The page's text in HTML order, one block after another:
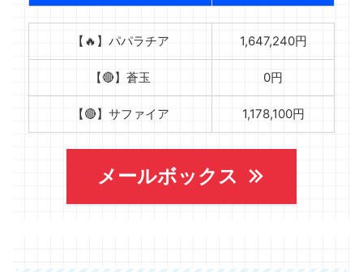
【🔥】パパラチア 1,647,240円
【🔴】蒼玉 0円
【🔴】サファイア 1,178,100円
メールボックス